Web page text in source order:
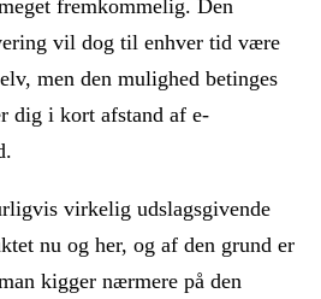
fremkommelig. Den
vil dog til enhver tid være
men den mulighed betinges
dig i kort afstand af e-
virkelig udslagsgivende
nu og her, og af den grund er
kigger nærmere på den